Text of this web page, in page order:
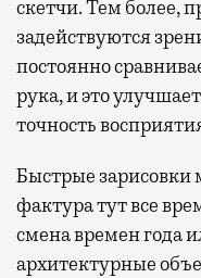
скетчи. Тем более,
задействуются
постоянно
рука, и это
точность
Быстрые зарисовки
фактура тут все
смена времен года
архитектурные